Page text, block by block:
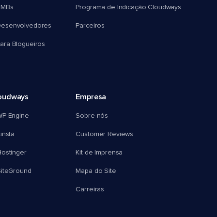
Blogueiros
Programa de Indicação Cloudways
Parceiros
Engine
Empresa
Sobre nós
Customer Reviews
Kit de Imprensa
Mapa do Site
Carreiras